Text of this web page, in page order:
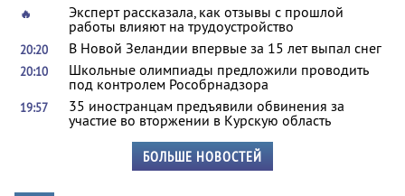
🔥
Эксперт рассказала, как отзывы с прошлой
работы влияют на трудоустройство
20:20 В Новой Зеландии впервые за 15 лет выпал снег
20:10
Школьные олимпиады предложили проводить
под контролем Рособрнадзора
19:57
35 иностранцам предъявили обвинения за
участие во вторжении в Курскую область
БОЛЬШЕ НОВОСТЕЙ